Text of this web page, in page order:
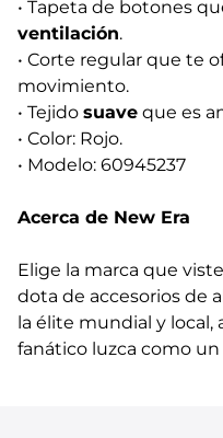
• Tapeta de botones
ventilación.
• Corte regular que te
movimiento.
• Tejido suave que es
• Color: Rojo.
• Modelo: 60945237
Acerca de New Era
Elige la marca que
dota de accesorios de
la élite mundial y local,
fanático luzca como